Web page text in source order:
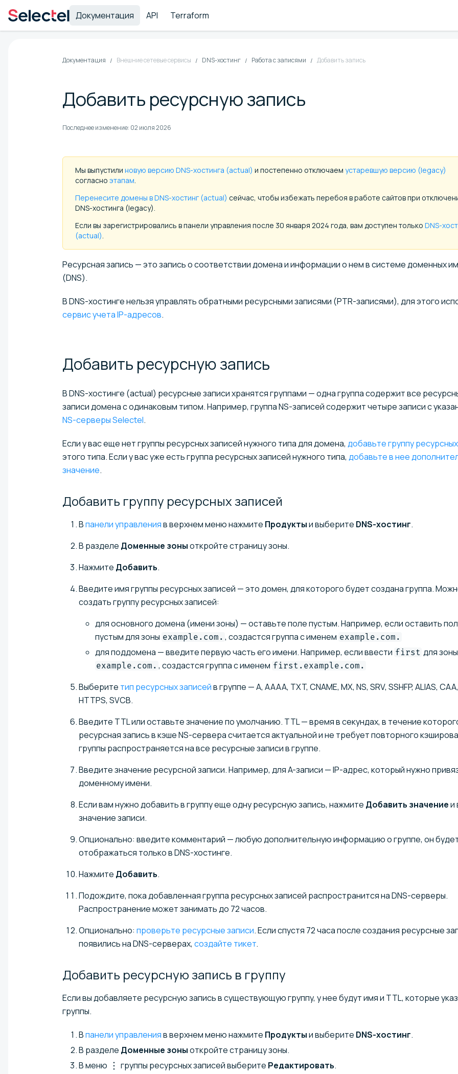
Документация API Terraform
Документация Внешние сетевые сервисы DNS-хостинг Работа с записями Добавить запись
Добавить ресурсную запись
Последнее изменение: 02 июля 2026
Мы выпустили новую версию DNS-хостинга (actual) и постепенно отключаем устаревшую версию (legacy)
согласно этапам
Перенесите домены в DNS-хостинг (actual) сейчас, чтобы избежать перебоя в работе сайтов при
DNS-хостинга (legacy).
Если вы зарегистрировались в панели управления после 30 января 2024 года, вам доступен только DNS-
(actual)
Ресурсная запись — это запись о соответствии домена и информации о нем в системе доменных
(DNS).
В DNS-хостинге нельзя управлять обратными ресурсными записями (PTR-записями), дляэтого
сервис учета IP-адресов.
Добавить ресурснуюзапись
В DNS-хостинге (actual) ресурсные записи хранятся группами — одна группа содержит все
записи домена с одинаковым типом. Например, группа NS-записей содержит четыре записи с
NS-серверы Selectel.
Если у вас еще нет группы ресурсных записей нужного типа для домена, добавьте группу
этого типа. Если у вас уже есть группа ресурсных записей нужного типа, добавьте в нее
значение.
Добавить группу ресурсныхзаписей
Впанели управленияв верхнем меню нажмите Продуктыи выберите DNS-хостинг.
В разделе Доменные зоныоткройте страницу зоны.
Нажмите Добавить.
Введите имя группы ресурсных записей — это домен, для которого будет создана группа.
создать группу ресурсных записей:
для основного домена (имени зоны) — оставьте поле пустым. Например, если оставить
пустым для зоны example.com. , создастся группа с именем example.com.
для поддомена — введите первую часть его имени. Например, если ввести first для зоны
example.com. , создастся группа с именем first.example.com.
Выберите тип ресурсных записейв группе — A, AAAA, TXT, CNAME, MX, NS, SRV, SSHFP, ALIAS,
HTTPS, SVCB.
Введите TTL или оставьте значение по умолчанию. TTL — время в секундах, в течение
ресурсная запись в кэше NS-сервера считается актуальной и не требует повторного
группы распространяется на все ресурсные записи в группе.
Введите значение ресурсной записи. Например, для A-записи — IP-адрес, который нужно
доменному имени.
Если вам нужно добавить в группу еще одну ресурсную запись, нажмите Добавить значениеи
значение записи.
Опционально: введите комментарий — любую дополнительную информацию о группе, он
отображаться только в DNS-хостинге.
Нажмите Добавить.
Подождите, пока добавленная группа ресурсных записей распространится на DNS-серверы.
Распространение может занимать до 72 часов.
Опционально: проверьте ресурсные записи. Если спустя 72 часа после создания ресурсные
появились на DNS-серверах, создайте тикет.
Добавить ресурсную запись в группу
Если вы добавляете ресурсную запись в существующую группу, у нее будут имя и TTL, которые
группы.
Впанели управленияв верхнем меню нажмите Продуктыи выберите DNS-хостинг.
В разделе Доменные зоныоткройте страницу зоны.
В меню
группы ресурсных записей выберите Редактировать.